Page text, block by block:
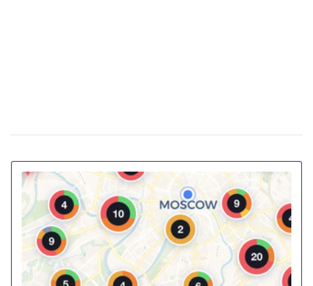
На Украину надвигается циклон Niksala: что
18 августа 16:36
Штрафы до 3400 грн: Кабмин предлагает
ужесточить наказание за нарушение комендантского
часа
10 июля 16:23 За животных в авто будут штрафовать и
лишать свободы: в КГГА напомнили о наказаниях для
водителей
02 июня 13:40 В Украину идет 38-градусная жара: где и